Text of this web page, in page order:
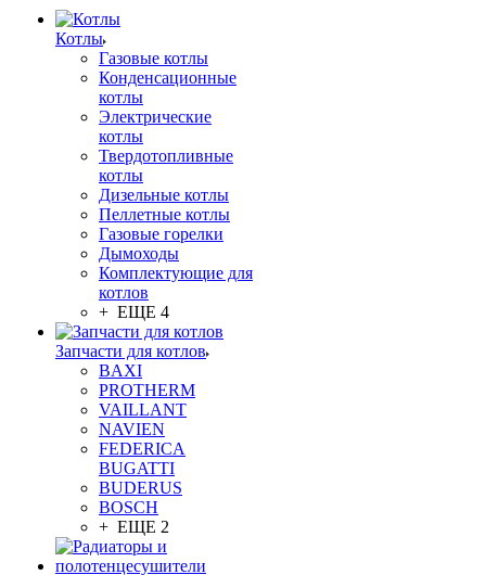
Котлы
Газовые котлы
Конденсационные
котлы
Электрические
котлы
Твердотопливные
котлы
Дизельные котлы
Пеллетные котлы
Газовые горелки
Дымоходы
Комплектующие для
котлов
+ ЕЩЕ 4
Запчасти для котлов
BAXI
PROTHERM
VAILLANT
NAVIEN
FEDERICA
BUGATTI
BUDERUS
BOSCH
+ ЕЩЕ 2